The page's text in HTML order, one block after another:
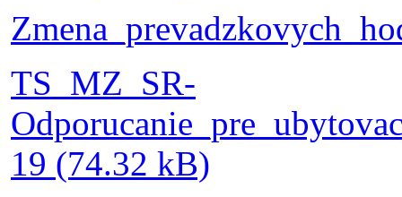
TS_MZ_SR-
19 (74.32 kB)